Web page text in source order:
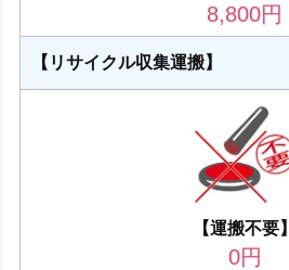
8,800円
【リサイクル収集運搬】
【運搬不要】
0円